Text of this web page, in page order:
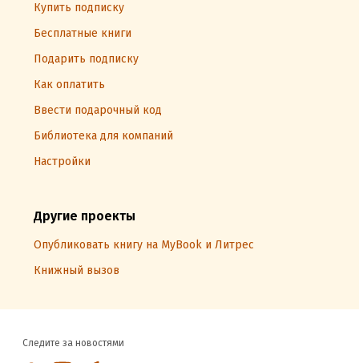
Купить подписку
Бесплатные книги
Подарить подписку
Как оплатить
Ввести подарочный код
Библиотека для компаний
Настройки
Другие проекты
Опубликовать книгу на MyBook и Литрес
Книжный вызов
Следите за новостями